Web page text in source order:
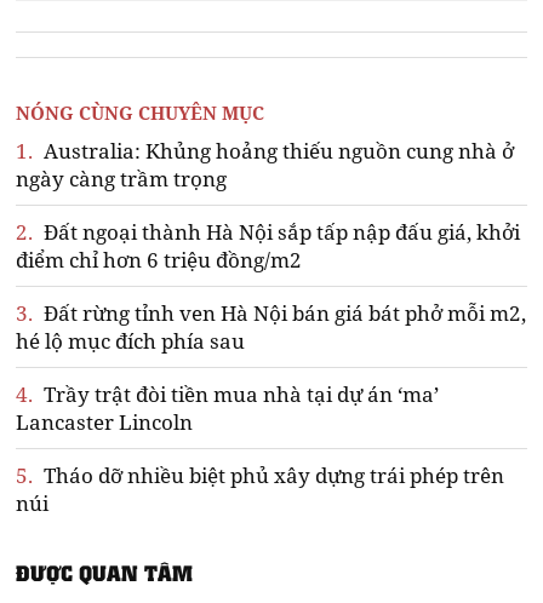
NÓNG CÙNG CHUYÊN MỤC
1. Australia: Khủng hoảng thiếu nguồn cung nhà ở
ngày càng trầm trọng
2. Đất ngoại thành Hà Nội sắp tấp nập đấu giá, khởi
điểm chỉ hơn 6 triệu đồng/m2
3. Đất rừng tỉnh ven Hà Nội bán giá bát phở mỗi m2,
hé lộ mục đích phía sau
4. Trầy trật đòi tiền mua nhà tại dự án ‘ma’
Lancaster Lincoln
5. Tháo dỡ nhiều biệt phủ xây dựng trái phép trên
núi
ĐƯỢC QUAN TÂM